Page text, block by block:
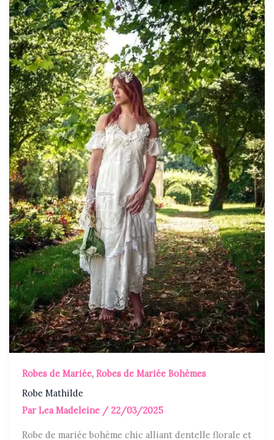
Robes de Mariée,Robes de Mariée Bohèmes
Robe Mathilde
ParLea Madeleine / 22/03/2025
Robe de mariée bohème chic alliant dentelle florale et